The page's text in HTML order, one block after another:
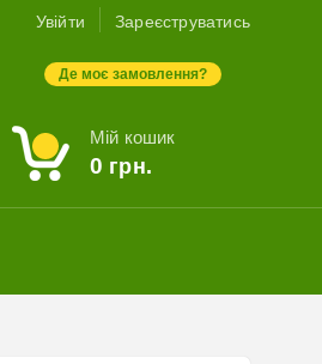
Увійти Зареєструватись
Де моє замовлення?
Мій кошик
0 грн.